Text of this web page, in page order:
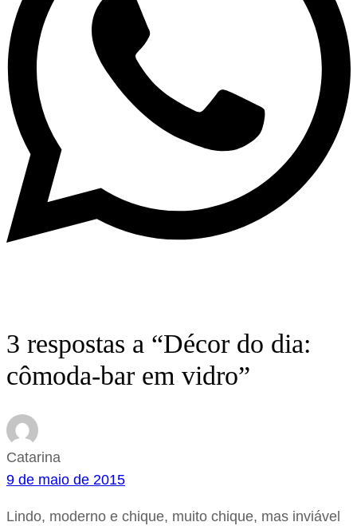
3 respostas a “Décor do dia:
cômoda-bar em vidro”
Catarina
9 de maio de 2015
Lindo, moderno e chique, muito chique, mas inviável